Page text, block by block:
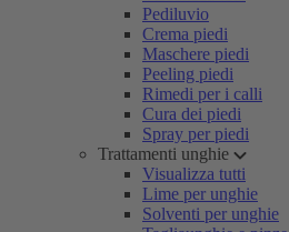
Pediluvio
Crema piedi
Maschere piedi
Peeling piedi
Rimedi per i calli
Cura dei piedi
Spray per piedi
Trattamenti unghie
Visualizza tutti
Lime per unghie
Solventi per unghie